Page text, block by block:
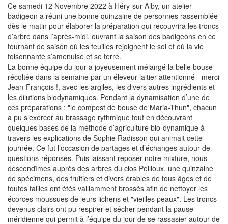
Ce samedi 12 Novembre 2022 à Héry-sur-Alby, un atelier
badigeon a réuni une bonne quinzaine de personnes rassemblée
dès le matin pour élaborer la préparation qui recouvrira les troncs
d’arbre dans l’après-midi, ouvrant la saison des badigeons en ce
tournant de saison où les feuilles rejoignent le sol et où la vie
foisonnante s’amenuise et se terre.
La bonne équipe du jour a joyeusement mélangé la belle bouse
récoltée dans la semaine par un éleveur laitier attentionné - merci
Jean-François !, avec les argiles, les divers autres ingrédients et
les dilutions biodynamiques. Pendant la dynamisation d’une de
ces préparations : "le compost de bouse de Maria-Thun", chacun
a pu s’exercer au brassage rythmique tout en découvrant
quelques bases de la méthode d’agriculture bio-dynamique à
travers les explications de Sophie Radisson qui animait cette
journée. Ce fut l’occasion de partages et d’échanges autour de
questions-réponses. Puis laissant reposer notre mixture, nous
descendîmes auprès des arbres du clos Peilloux, une quinzaine
de spécimens, des fruitiers et divers érables de tous âges et de
toutes tailles ont étés vaillamment brossés afin de nettoyer les
écorces moussues de leurs lichens et "vieilles peaux". Les troncs
devenus clairs ont pu respirer et sécher pendant la pause
méridienne qui permit à l’équipe du jour de se rassasier autour de